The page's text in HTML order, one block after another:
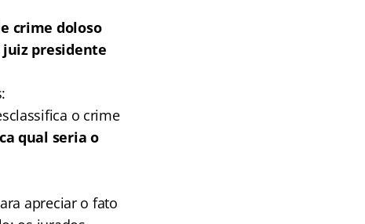
crime doloso
juiz presidente
o crime
qual seria o
apreciar o fato